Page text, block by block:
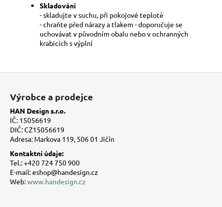
Skladování
- skladujte v suchu, při pokojové teplotě
- chraňte před nárazy a tlakem - doporučuje se
uchovávat v původním obalu nebo v ochranných
krabicích s výplní
Výrobce a prodejce
HAN Design s.r.o.
IČ: 15056619
DIČ: CZ15056619
Adresa: Markova 119, 506 01 Jičín
Kontaktní údaje:
Tel.: +420 724 750 900
E-mail: eshop@handesign.cz
Web:www.handesign.cz